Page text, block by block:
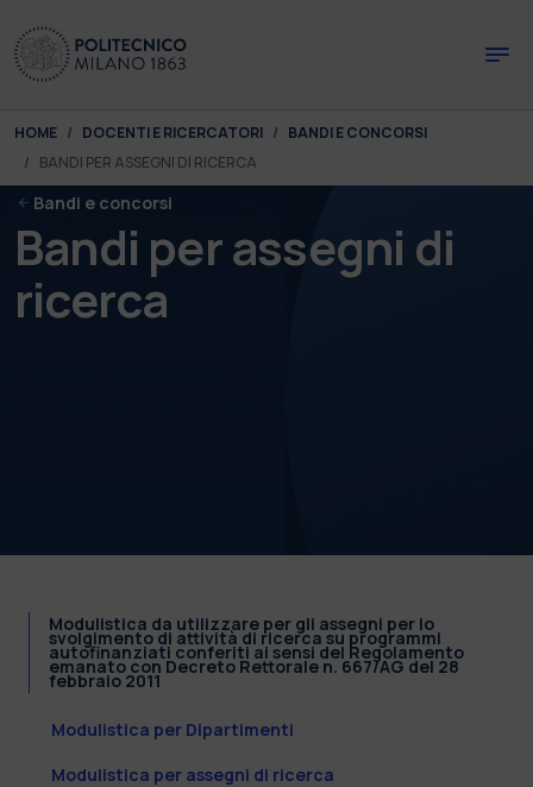
You are here:
HOME DOCENTI E RICERCATORI
BANDI E CONCORSI
BANDI PER ASSEGNI DI RICERCA
Bandi e concorsi
Bandi per assegni di
ricerca
Modulistica da utilizzare per gli assegni per lo
svolgimento di attività di ricerca su programmi
autofinanziati conferiti ai sensi del Regolamento
emanato con Decreto Rettorale n. 667/AG del 28
febbraio 2011
Modulistica per Dipartimenti
Modulistica per assegni di ricerca